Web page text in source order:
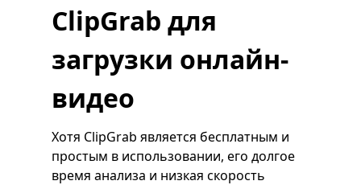
ClipGrab для
загрузки онлайн-
видео
Хотя ClipGrab является бесплатным и
простым в использовании, его долгое
время анализа и низкая скорость